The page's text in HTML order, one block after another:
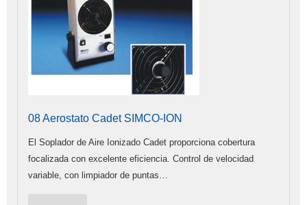
08 Aerostato Cadet SIMCO-ION
El Soplador de Aire Ionizado Cadet proporciona cobertura
focalizada con excelente eficiencia. Control de velocidad
variable, con limpiador de puntas…